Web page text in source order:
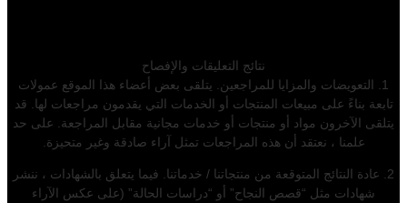
نتائج التعليقات والإفصاح
1. التعويضات والمزايا للمراجعين. يتلقى بعض أعضاء هذا الموقع عمولات
تابعة بناءً على مبيعات المنتجات أو الخدمات التي يقدمون مراجعات لها. قد
يتلقى الآخرون مواد أو منتجات أو خدمات مجانية مقابل المراجعة. على حد
علمنا ، نعتقد أن هذه المراجعات تمثل آراء صادقة وغير متحيزة.
2. عادة النتائج المتوقعة من منتجاتنا / خدماتنا. فيما يتعلق بالشهادات ، ننشر
شهادات مثل “قصص النجاح” أو “دراسات الحالة” (على عكس الآراء